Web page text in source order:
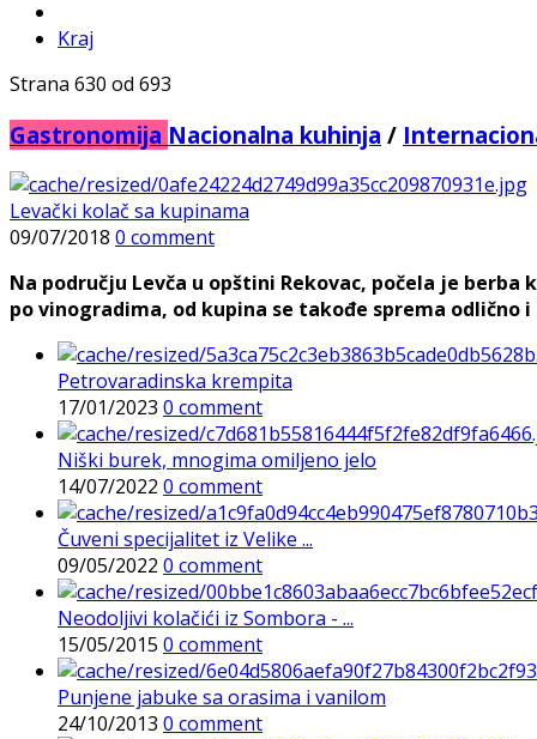
Kraj
Strana 630 od 693
Gastronomija Nacionalna kuhinja /
Levački kolač sa kupinama
09/07/2018 0 comment
Na području Levča u opštini Rekovac, počela je
po vinogradima, od kupina se takođe sprema
Petrovaradinska krempita
17/01/2023 0 comment
Niški burek, mnogima omiljeno jelo
14/07/2022 0 comment
Čuveni specijalitet iz Velike ...
09/05/2022 0 comment
Neodoljivi kolačići iz Sombora - ...
15/05/2015 0 comment
Punjene jabuke sa orasima i vanilom
24/10/2013 0 comment